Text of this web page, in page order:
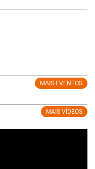
MAIS EVENTOS
MAIS VÍDEOS